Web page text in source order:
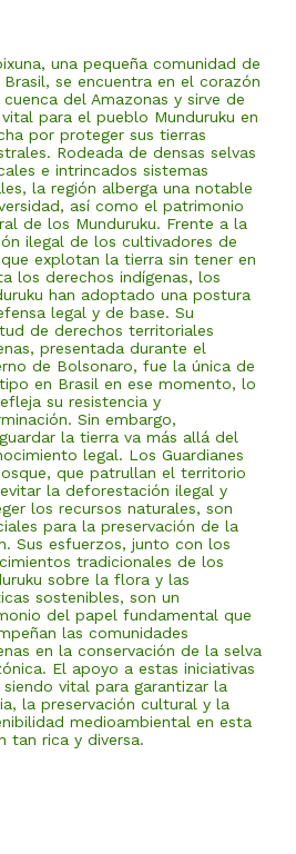
una pequeña comunidad de
Brasil, se encuentra en el corazón
del Amazonas y sirve de
para el pueblo Munduruku en
por proteger sus tierras
Rodeada de densas selvas
e intrincados sistemas
la región alberga una notable
así como el patrimonio
de los Munduruku. Frente a la
ilegal de los cultivadores de
explotan la tierra sin tener en
los derechos indígenas, los
han adoptado una postura
legal y de base. Su
de derechos territoriales
presentada durante el
de Bolsonaro, fue la única de
en Brasil en ese momento, lo
su resistencia y
Sin embargo,
la tierra va más allá del
legal. Los Guardianes
que patrullan el territorio
la deforestación ilegal y
los recursos naturales, son
para la preservación de la
Sus esfuerzos, junto con los
tradicionales de los
sobre la flora y las
sostenibles, son un
del papel fundamental que
las comunidades
en la conservación de la selva
El apoyo a estas iniciativas
siendo vital para garantizar la
la preservación cultural y la
medioambiental en esta
tan rica y diversa.